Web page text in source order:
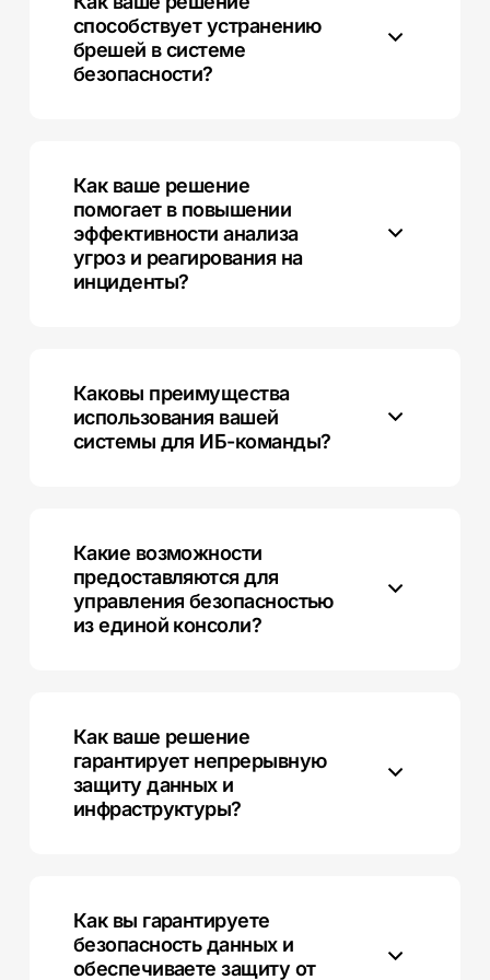
SOC, и анализ всей инфраструктуры для полной
защиты от угроз.
способствует устранению
брешей в системе
безопасности?
компрометации и уникальных индикаторов атак.
Как ваше решение
помогает в повышении
эффективности анализа
угроз и реагирования на
инциденты?
ретроспективным анализом.
Каковы преимущества
использования вашей
системы для ИБ-команды?
инциденты.
Какие возможности
предоставляются для
управления безопасностью
из единой консоли?
локальные ресурсы.
Как ваше решение
гарантирует непрерывную
защиту данных и
инфраструктуры?
обеспечивая непрерывную защиту.
Как вы гарантируете
безопасность данных и
обеспечиваете защиту от